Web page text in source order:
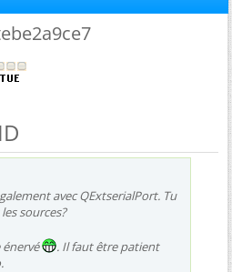
avec QExtserialPort. Tu
sources?
énervé
. Il faut être patient